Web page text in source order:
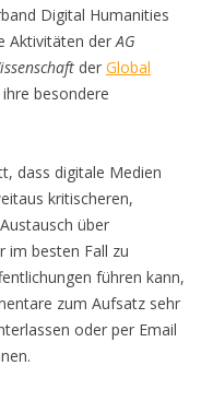
Digital Humanities
Aktivitäten derAG
der Global
besondere
dass digitale Medien
kritischeren,
über
im besten Fall zu
führen kann,
zum Aufsatz sehr
oder per Email